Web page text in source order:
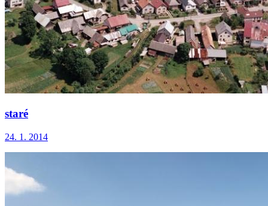
staré
24. 1. 2014